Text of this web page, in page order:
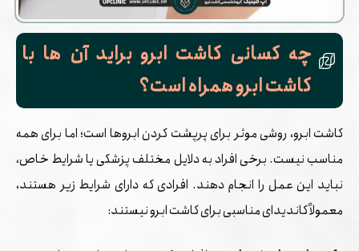
چه کسانی کاشت ابرو براید آن ها با
کاشت ابرو همراه است؟
کاشت ابرو، روشی موثر برای پرپشت کردن ابروها است؛ اما برای همه
مناسب نیست. برخی افراد به دلایل مختلف پزشکی یا شرایط خاص،
نباید این عمل را انجام دهند. افرادی که دارای شرایط زیر هستند،
معمولاً کاندیدای مناسبی برای کاشت ابرو نیستند: